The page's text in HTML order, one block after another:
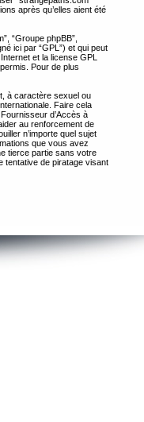
après qu’elles aient été
“Groupe phpBB”,
ici par “GPL”) et qui peut
et la license GPL
Pour de plus
à caractère sexuel ou
Faire cela
d’Accès à
au renforcement de
n’importe quel sujet
que vous avez
tierce partie sans votre
tentative de piratage visant